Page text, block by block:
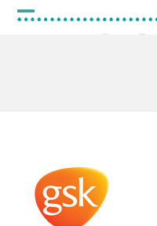
Skip
Open
Close